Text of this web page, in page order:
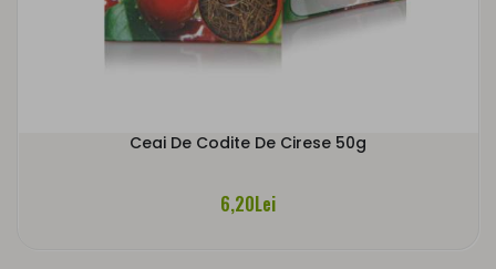
Ceai De Codite De Cirese 50g
6,20Lei